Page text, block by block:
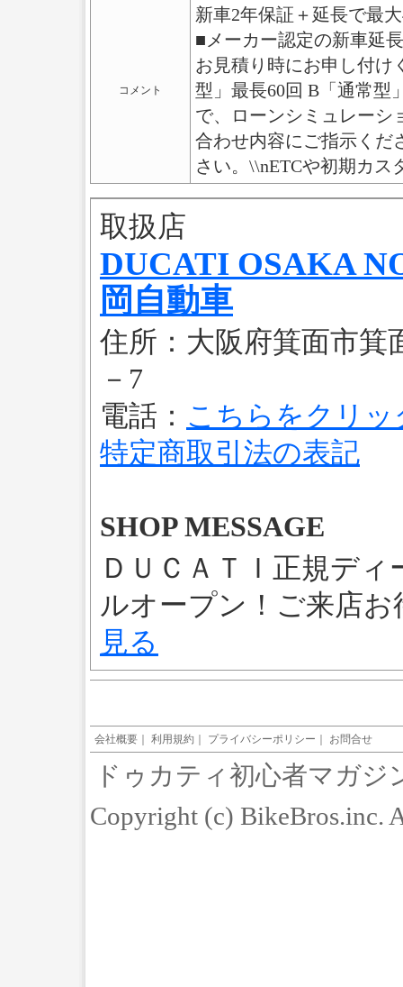
コメント
新車2年保証＋延長で最
■メーカー認定の新車延
お見積り時にお申し付け
型」最長60回 B「通常型
で、ローンシミュレーシ
合わせ内容にご指示くだ
さい。\\nETCや初期カ
取扱店
DUCATI OSAKA
岡自動車
住所：大阪府箕面市箕
－7
電話： こちらをクリッ
特定商取引法の表記
SHOP MESSAGE
ＤＵＣＡＴＩ正規デ
ルオープン！ご来店
見る
会社概要 利用規約 プライバシーポリシー お問合せ
ドゥカティ初心者マガ
Copyright (c) BikeBros.inc.